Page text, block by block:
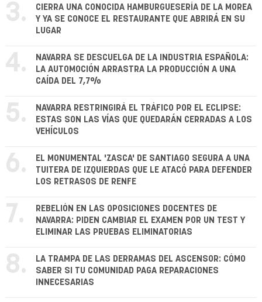
3.
CIERRA UNA CONOCIDA HAMBURGUESERÍA DE LA MOREA
Y YA SE CONOCE EL RESTAURANTE QUE ABRIRÁ EN SU
LUGAR
4.
NAVARRA SE DESCUELGA DE LA INDUSTRIA ESPAÑOLA:
LA AUTOMOCIÓN ARRASTRA LA PRODUCCIÓN A UNA
CAÍDA DEL 7,7%
5.
NAVARRA RESTRINGIRÁ EL TRÁFICO POR EL ECLIPSE:
ESTAS SON LAS VÍAS QUE QUEDARÁN CERRADAS A LOS
VEHÍCULOS
6.
EL MONUMENTAL 'ZASCA' DE SANTIAGO SEGURA A UNA
TUITERA DE IZQUIERDAS QUE LE ATACÓ PARA DEFENDER
LOS RETRASOS DE RENFE
7.
REBELIÓN EN LAS OPOSICIONES DOCENTES DE
NAVARRA: PIDEN CAMBIAR EL EXAMEN POR UN TEST Y
ELIMINAR LAS PRUEBAS ELIMINATORIAS
8.
LA TRAMPA DE LAS DERRAMAS DEL ASCENSOR: CÓMO
SABER SI TU COMUNIDAD PAGA REPARACIONES
INNECESARIAS